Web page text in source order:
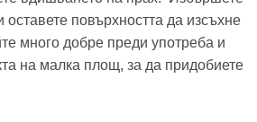
оставете повърхността да изсъхне
много добре преди употреба и
на малка площ, за да придобиете